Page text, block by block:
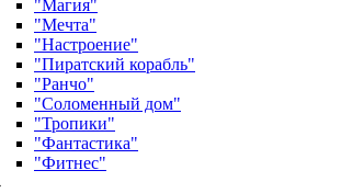
"Магия"
"Мечта"
"Настроение"
"Пиратский корабль"
"Ранчо"
"Соломенный дом"
"Тропики"
"Фантастика"
"Фитнес"